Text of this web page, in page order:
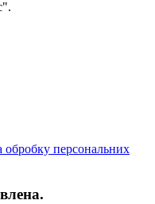
обробку персональних